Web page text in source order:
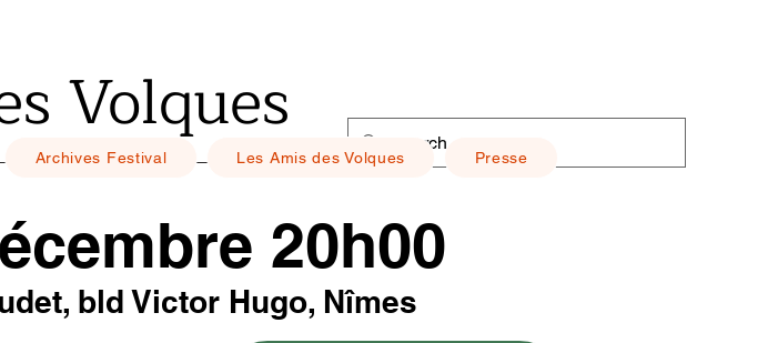
Volques
Archives Festival Les Amis des Volques Presse
20h00
bld Victor Hugo, Nîmes